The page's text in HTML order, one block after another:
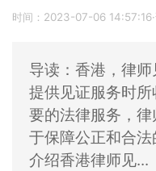
时间：2023-07-06
导读：香港，律
提供见证服务时
要的法律服务，
于保障公正和合
介绍香港律师见...